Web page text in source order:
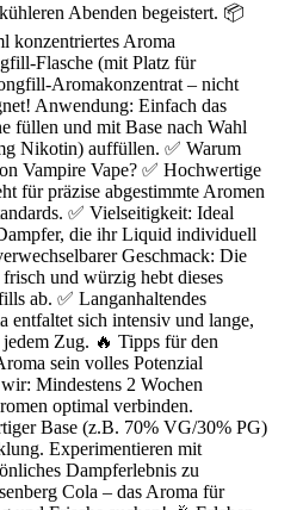
Abenden begeistert. 📦
konzentriertes Aroma
Flasche (mit Platz für
Aromakonzentrat – nicht
Anwendung: Einfach das
füllen und mit Base nach Wahl
Nikotin) auffüllen. ✅ Warum
Vampire Vape? ✅ Hochwertige
für präzise abgestimmte Aromen
✅ Vielseitigkeit: Ideal
die ihr Liquid individuell
Geschmack: Die
und würzig hebt dieses
ab. ✅ Langanhaltendes
entfaltet sich intensiv und lange,
Zug. 🔥 Tipps für den
sein volles Potenzial
Mindestens 2 Wochen
optimal verbinden.
Base (z.B. 70% VG/30% PG)
Experimentieren mit
Dampferlebnis zu
Cola – das Aroma für